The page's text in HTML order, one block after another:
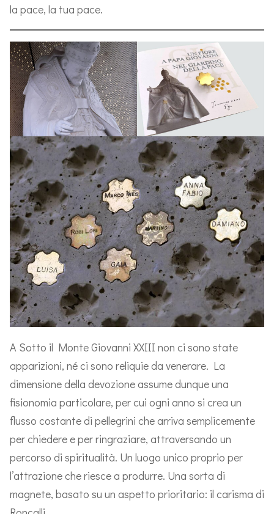
la pace, la tua pace.
A Sotto il Monte Giovanni XXIII non ci sono state
apparizioni, né ci sono reliquie da venerare. La
dimensione della devozione assume dunque una
fisionomia particolare, per cui ogni anno si crea un
flusso costante di pellegrini che arriva semplicemente
per chiedere e per ringraziare, attraversando un
percorso di spiritualità. Un luogo unico proprio per
l’attrazione che riesce a produrre. Una sorta di
magnete, basato su un aspetto prioritario: il carisma di